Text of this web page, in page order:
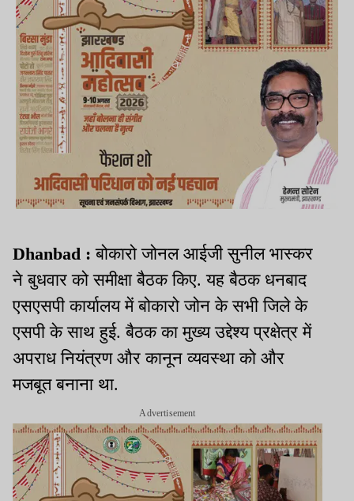
Dhanbad : बोकारो जोनल आईजी सुनील भास्कर
ने बुधवार को समीक्षा बैठक किए. यह बैठक धनबाद
एसएसपी कार्यालय में बोकारो जोन के सभी जिले के
एसपी के साथ हुई. बैठक का मुख्य उद्देश्य प्रक्षेत्र में
अपराध नियंत्रण और कानून व्यवस्था को और
मजबूत बनाना था.
Advertisement